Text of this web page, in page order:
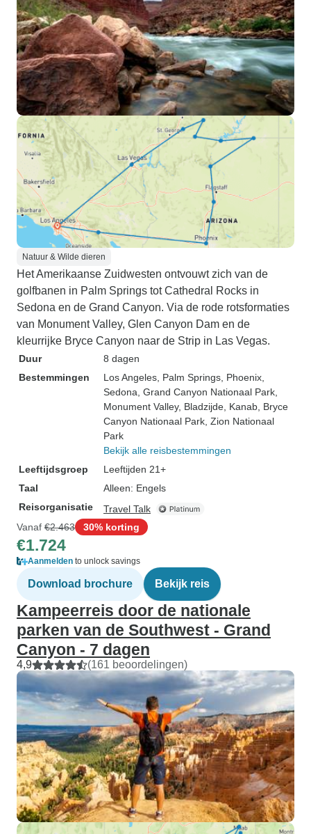
Natuur & Wilde dieren
Het Amerikaanse Zuidwesten ontvouwt zich van de
golfbanen in Palm Springs tot Cathedral Rocks in
Sedona en de Grand Canyon. Via de rode rotsformaties
van Monument Valley, Glen Canyon Dam en de
kleurrijke Bryce Canyon naar de Strip in Las Vegas.
Duur
8 dagen
Bestemmingen
Los Angeles , Palm Springs , Phoenix
Sedona , Grand Canyon Nationaal Park
Monument Valley, Bladzijde , Kanab , Bryce
Canyon Nationaal Park , Zion Nationaal
Park
Bekijk alle reisbestemmingen
Leeftijdsgroep
Leeftijden 21+
Taal
Alleen: Engels
Reisorganisatie
Travel Talk
Vanaf €2.463 30% korting
€1.724
Aanmelden to unlock savings
Download brochure Bekijk reis
Kampeerreis door de nationale
parken van de Southwest - Grand
Canyon - 7 dagen
4,9 (161 beoordelingen)